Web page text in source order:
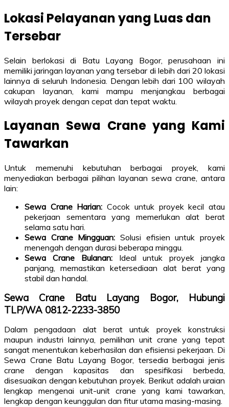
Lokasi Pelayanan yang Luas dan
Tersebar
Selain berlokasi di Batu Layang Bogor, perusahaan ini
memiliki jaringan layanan yang tersebar di lebih dari 20 lokasi
lainnya di seluruh Indonesia. Dengan lebih dari 100 wilayah
cakupan layanan, kami mampu menjangkau berbagai
wilayah proyek dengan cepat dan tepat waktu.
Layanan Sewa Crane yang Kami
Tawarkan
Untuk memenuhi kebutuhan berbagai proyek, kami
menyediakan berbagai pilihan layanan sewa crane, antara
lain:
Sewa Crane Harian: Cocok untuk proyek kecil atau
pekerjaan sementara yang memerlukan alat berat
selama satu hari.
Sewa Crane Mingguan: Solusi efisien untuk proyek
menengah dengan durasi beberapa minggu.
Sewa Crane Bulanan:Ideal untuk proyek jangka
panjang, memastikan ketersediaan alat berat yang
stabil dan handal.
Sewa Crane Batu Layang Bogor, Hubungi
TLP/WA 0812-2233-3850
Dalam pengadaan alat berat untuk proyek konstruksi
maupun industri lainnya, pemilihan unit crane yang tepat
sangat menentukan keberhasilan dan efisiensi pekerjaan. Di
Sewa Crane Batu Layang Bogor, tersedia berbagai jenis
crane dengan kapasitas dan spesifikasi berbeda,
disesuaikan dengan kebutuhan proyek. Berikut adalah uraian
lengkap mengenai unit-unit crane yang kami tawarkan,
lengkap dengan keunggulan dan fitur utama masing-masing.